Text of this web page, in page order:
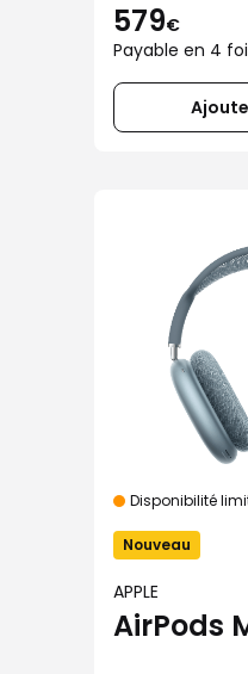
579€
Payable en 4
Disponibilité
Nouveau
APPLE
AirPods